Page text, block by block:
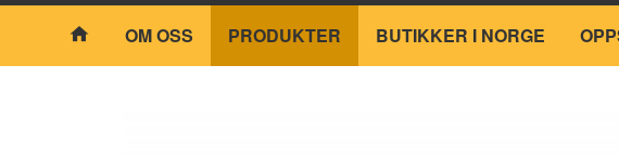
Produkter
OM OSS PRODUKTER BUTIKKER I NORGE